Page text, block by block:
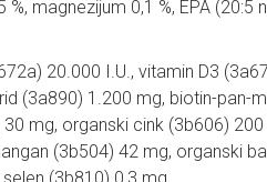
magnezijum 0,1 %, EPA (20:5
20.000 I.U., vitamin D3
(3a890) 1.200 mg, biotin-pan-
mg, organski cink (3b606)
(3b504) 42 mg, organski